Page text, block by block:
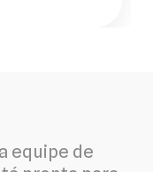
equipe de